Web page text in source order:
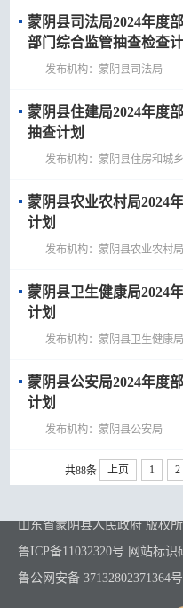
蒙阴县司法局2024年度
部门综合监管抽查检查
发布机构：蒙阴县司法局
蒙阴县住建局2024年度
抽查计划
发布机构：蒙阴县住房和
蒙阴县农业农村局2024
计划
发布机构：蒙阴县农业农
蒙阴县卫生健康局2024
计划
发布机构：蒙阴县卫生健
蒙阴县公安局2024年度
计划
发布机构：蒙阴县公安局
共88条 上页 1 2